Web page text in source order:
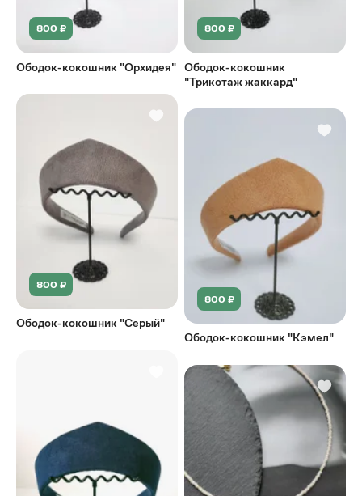
800 ₽
Ободок-кокошник "Орхидея"
800 ₽
Ободок-кокошник "Серый"
800 ₽
Ободок-кокошник
"Трикотаж жаккард"
800 ₽
Ободок-кокошник "Кэмел"